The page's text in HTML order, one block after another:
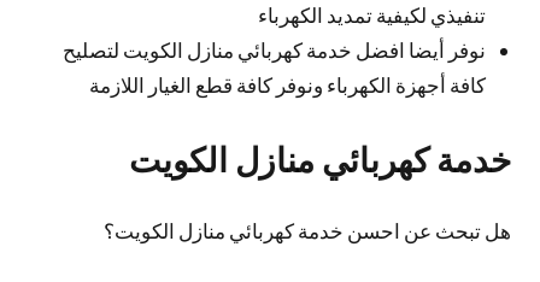
تنفيذي لكيفية تمديد الكهرباء
نوفر أيضا افضل خدمة كهربائي منازل الكويت لتصليح
كافة أجهزة الكهرباء ونوفر كافة قطع الغيار اللازمة
خدمة كهربائي منازل الكويت
هل تبحث عن احسن خدمة كهربائي منازل الكويت؟